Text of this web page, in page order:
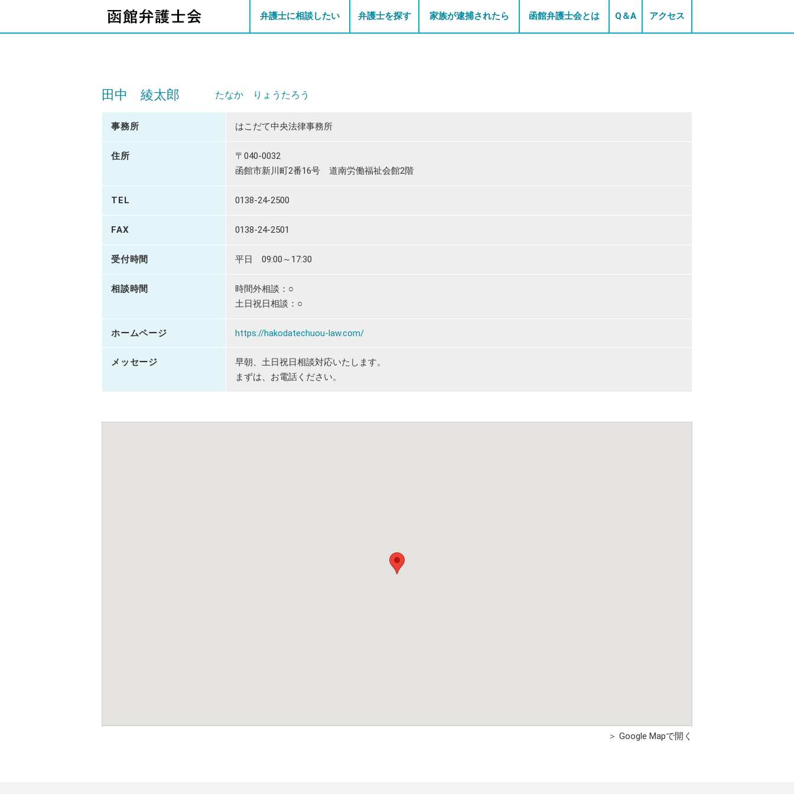
弁護士に相談したい 弁護士を探す 家族が逮捕されたら 函館弁護士会とは Q＆A アクセス
田中 綾太郎 たなか りょうたろう
事務所 はこだて中央法律事務所
住所
〒040-0032
函館市新川町2番16号 道南労働福祉会館2階
TEL 0138-24-2500
FAX 0138-24-2501
受付時間 平日 09:00～17:30
相談時間
時間外相談：○
土日祝日相談：○
ホームページ https://hakodatechuou-law.com/
メッセージ
早朝、土日祝日相談対応いたします。
まずは、お電話ください。
＞ Google Mapで開く